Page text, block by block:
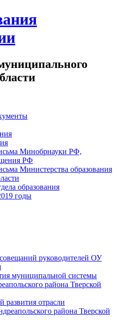
Минобрнауки РФ,
РФ
Министерства образования
образования
годы
руководителей ОУ
муниципальной системы
района Тверской
развития отрасли
района Тверской